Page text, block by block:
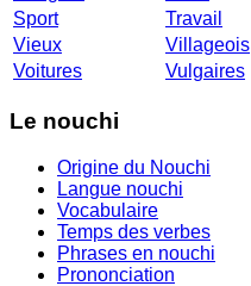
Sport
Travail
Vieux
Villageois
Voitures
Vulgaires
Le nouchi
Origine du Nouchi
Langue nouchi
Vocabulaire
Temps des verbes
Phrases en nouchi
Prononciation